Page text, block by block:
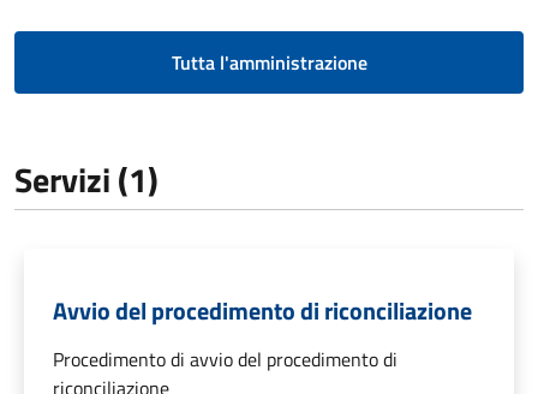
Tutta l'amministrazione
Servizi (1)
Avvio del procedimento di riconciliazione
Procedimento di avvio del procedimento di
riconciliazione